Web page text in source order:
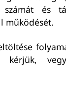
számát és
működését.
kérjük,